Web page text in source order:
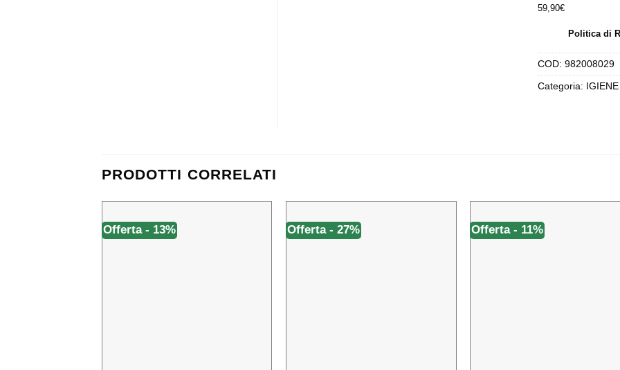
59,90€
Politica di
COD: 982008029
Categoria:
PRODOTTI CORRELATI
Offerta - 13% Offerta - 27% Offerta - 11%